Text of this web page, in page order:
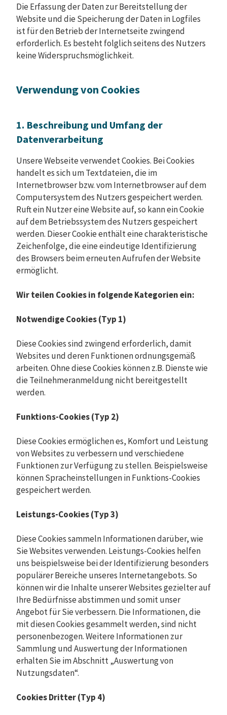
Die Erfassung der Daten zur Bereitstellung der
Website und die Speicherung der Daten in Logfiles
ist für den Betrieb der Internetseite zwingend
erforderlich. Es besteht folglich seitens des Nutzers
keine Widerspruchsmöglichkeit.
Verwendung von Cookies
1. Beschreibung und Umfang der
Datenverarbeitung
Unsere Webseite verwendet Cookies. Bei Cookies
handelt es sich um Textdateien, die im
Internetbrowser bzw. vom Internetbrowser auf dem
Computersystem des Nutzers gespeichert werden.
Ruft ein Nutzer eine Website auf, so kann ein Cookie
auf dem Betriebssystem des Nutzers gespeichert
werden. Dieser Cookie enthält eine charakteristische
Zeichenfolge, die eine eindeutige Identifizierung
des Browsers beim erneuten Aufrufen der Website
ermöglicht.
Wir teilen Cookies in folgende Kategorien ein:
Notwendige Cookies (Typ 1)
Diese Cookies sind zwingend erforderlich, damit
Websites und deren Funktionen ordnungsgemäß
arbeiten. Ohne diese Cookies können z.B. Dienste wie
die Teilnehmeranmeldung nicht bereitgestellt
werden.
Funktions-Cookies (Typ 2)
Diese Cookies ermöglichen es, Komfort und Leistung
von Websites zu verbessern und verschiedene
Funktionen zur Verfügung zu stellen. Beispielsweise
können Spracheinstellungen in Funktions-Cookies
gespeichert werden.
Leistungs-Cookies (Typ 3)
Diese Cookies sammeln Informationen darüber, wie
Sie Websites verwenden. Leistungs-Cookies helfen
uns beispielsweise bei der Identifizierung besonders
populärer Bereiche unseres Internetangebots. So
können wir die Inhalte unserer Websites gezielter auf
Ihre Bedürfnisse abstimmen und somit unser
Angebot für Sie verbessern. Die Informationen, die
mit diesen Cookies gesammelt werden, sind nicht
personenbezogen. Weitere Informationen zur
Sammlung und Auswertung der Informationen
erhalten Sie im Abschnitt „Auswertung von
Nutzungsdaten“.
Cookies Dritter (Typ 4)